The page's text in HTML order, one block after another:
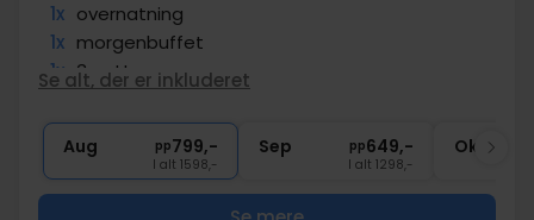
1x overnatning
1x morgenbuffet
1x 3-retters menu
∞ Adgang til wellnessafdeling
Se alt, der er inkluderet
Aug pp799,-
I alt 1598,-
Sep pp649,-
I alt 1298,-
Okt